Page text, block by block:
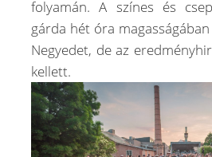
folyamán. A színes és
gárda hét óra
Negyedet, de az
kellett.